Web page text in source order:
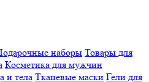
наборы Товары для
Косметика для мужчин
и тела Тканевые маски Гели для